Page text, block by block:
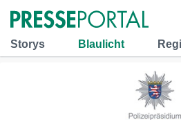
Storys Blaulicht